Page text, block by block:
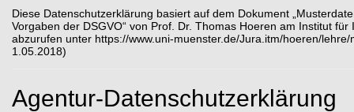
Diese Datenschutzerklärung basiert auf dem Dokument
Vorgaben der DSGVO“ von Prof. Dr. Thomas Hoeren am Institut
abzurufen unter https://www.uni-muenster.de/Jura.itm/hoeren/
1.05.2018)
Agentur-Datenschutzerklärung